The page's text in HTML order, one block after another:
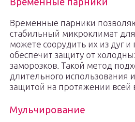
Временные парники
стабильный микроклимат
можете соорудить их из дуг и
обеспечит защиту от
заморозков. Такой метод
длительного использования
защитой на протяжении всей
Мульчирование